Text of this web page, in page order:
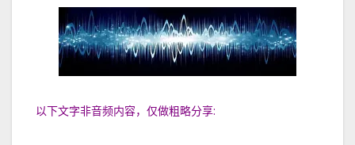
以下文字非音频内容，仅做粗略分享: